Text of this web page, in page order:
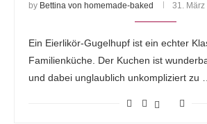
by Bettina von homemade-baked 31. März
Ein Eierlikör-Gugelhupf ist ein echter
Familienküche. Der Kuchen ist
und dabei unglaublich unkompliziert zu